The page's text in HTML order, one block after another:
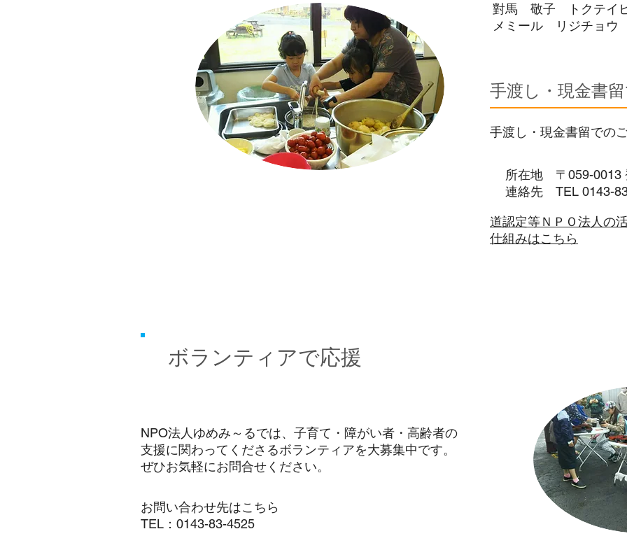
對馬 敬子 トクテイ
メミール リジチョ
手渡し・現金書
手渡し・現金書留での
所在地 〒059-0013
​ 連絡先 TEL 0143-
道認定等ＮＰＯ法人の
仕組みはこちら
ボランティアで応援
NPO法人ゆめみ～るでは、子育て・障がい者・高齢者の
支援に関わってくださるボランティアを大募集中です。
ぜひお気軽にお問合せください。
お問い合わせ先はこちら​​
​TEL： 0143-83-4525